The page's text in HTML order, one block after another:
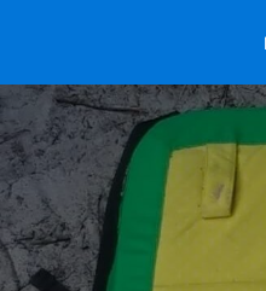
principal